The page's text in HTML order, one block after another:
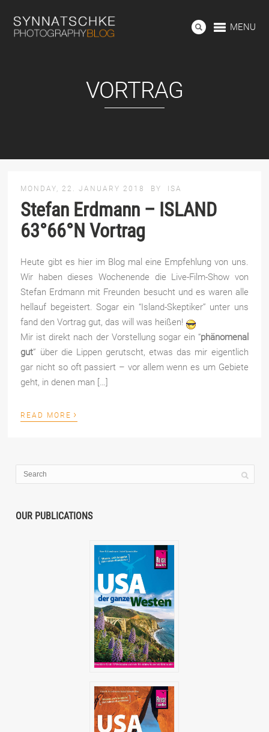
MENU
VORTRAG
MONDAY, 22. JANUARY 2018 BY ISA
Stefan Erdmann – ISLAND
63°66°N Vortrag
Heute gibt es hier im Blog mal eine Empfehlung von uns.
Wir haben dieses Wochenende die Live-Film-Show von
Stefan Erdmann mit Freunden besucht und es waren alle
hellauf begeistert. Sogar ein “Island-Skeptiker” unter uns
fand den Vortrag gut, das will was heißen!
Mir ist direkt nach der Vorstellung sogar ein “phänomenal
gut” über die Lippen gerutscht, etwas das mir eigentlich
gar nicht so oft passiert – vor allem wenn es um Gebiete
geht, in denen man […]
READ MORE ›
OUR PUBLICATIONS